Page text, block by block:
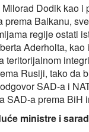
Dodik kao
Balkanu,
regije ostati
Aderholta,
teritorijalnom
Rusiji, tako da
SAD-a i
SAD-a prema BiH
ministre i